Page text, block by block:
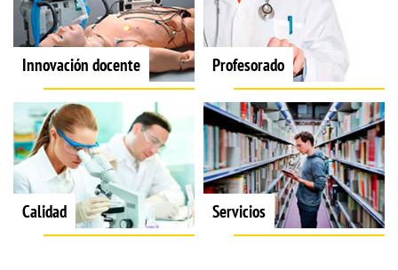
Innovación docente Profesorado
Calidad Servicios